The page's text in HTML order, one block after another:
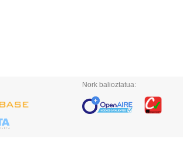
Nork balioztatua: